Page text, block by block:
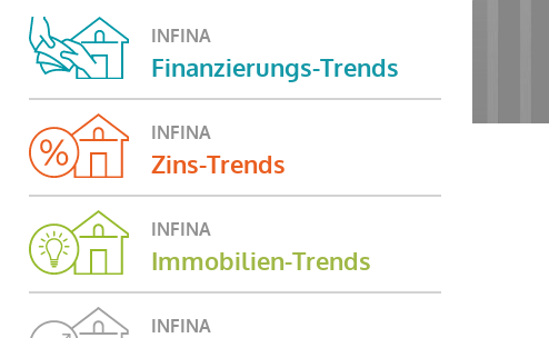
INFINA
Finanzierungs-Trends
INFINA
Zins-Trends
INFINA
Immobilien-Trends
INFINA